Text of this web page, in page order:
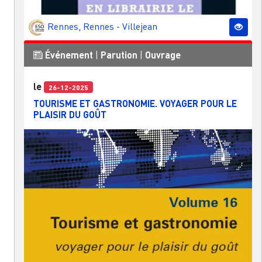
Rennes, Rennes - Villejean
Événement Parution Ouvrage
le 26-12-2025
TOURISME ET GASTRONOMIE. VOYAGER POUR LE
PLAISIR DU GOÛT